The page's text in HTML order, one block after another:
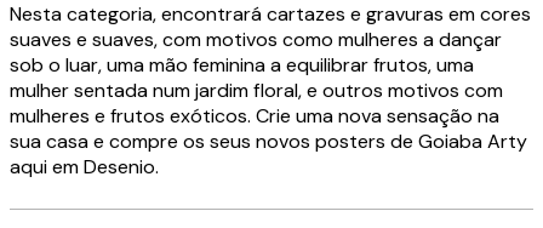
Nesta categoria, encontrará cartazes e gravuras em cores
suaves e suaves, com motivos como mulheres a dançar
sob o luar, uma mão feminina a equilibrar frutos, uma
mulher sentada num jardim floral, e outros motivos com
mulheres e frutos exóticos. Crie uma nova sensação na
sua casa e compre os seus novos posters de Goiaba Arty
aqui em Desenio.